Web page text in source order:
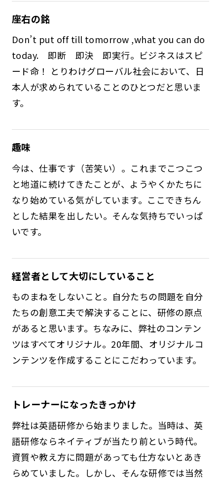
座右の銘
Don’t put off till tomorrow ,what you can do
today. 即断 即決 即実行。ビジネスはスピ
ード命！ とりわけグローバル社会において、日
本人が求められていることのひとつだと思いま
す。
趣味
今は、仕事です（苦笑い）。これまでこつこつ
と地道に続けてきたことが、ようやくかたちに
なり始めている気がしています。ここできちん
とした結果を出したい。そんな気持ちでいっぱ
いです。
経営者として大切にしていること
ものまねをしないこと。自分たちの問題を自分
たちの創意工夫で解決することに、研修の原点
があると思います。ちなみに、弊社のコンテン
ツはすべてオリジナル。20年間、オリジナルコ
ンテンツを作成することにこだわっています。
トレーナーになったきっかけ
弊社は英語研修から始まりました。当時は、英
語研修ならネイティブが当たり前という時代。
資質や教え方に問題があっても仕方ないとあき
らめていました。しかし、そんな研修では当然